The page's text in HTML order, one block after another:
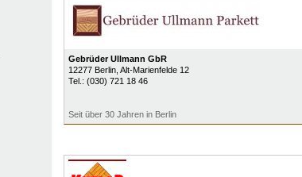
Gebrüder Ullmann GbR
12277 Berlin, Alt-Marienfelde 12
Tel.: (030) 721 18 46
Seit über 30 Jahren in Berlin